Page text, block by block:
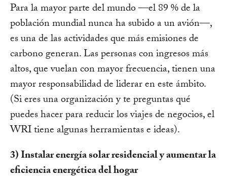
Para la mayor parte del mundo —el 89 % de la
población mundial nunca ha subido a un avión—,
es una de las actividades que más emisiones de
carbono generan. Las personas con ingresos más
altos, que vuelan con mayor frecuencia, tienen una
mayor responsabilidad de liderar en este ámbito.
(Si eres una organización y te preguntas qué
puedes hacer para reducir los viajes de negocios, el
WRI tiene algunas herramientas e ideas).
3) Instalar energía solar residencial y aumentar la
eficiencia energética del hogar